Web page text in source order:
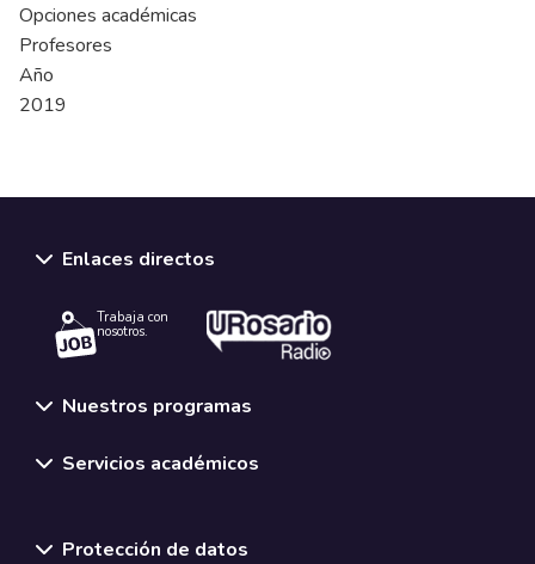
Opciones académicas
Profesores
Año
2019
Enlaces directos
Trabaja con
nosotros.
Nuestros programas
Servicios académicos
Protección de datos